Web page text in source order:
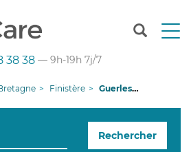
T
n
38 38 — 9h-19h 7j/7
Finistère Guerlesquin
Rechercher